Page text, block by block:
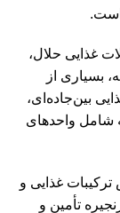
است.
غذایی حلال،
بسیاری از
بین‌جاده‌ای،
شامل واحدهای
غذایی و
تأمین و